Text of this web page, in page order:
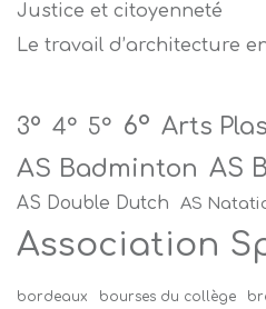
Justice et citoyenneté
Le travail d’architecture
3° 4° 5° 6° Arts
AS Badminton AS
AS Double Dutch AS
Association
bordeaux bourses du collège